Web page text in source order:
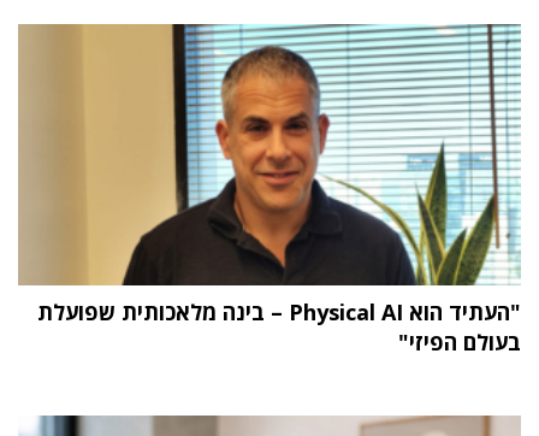
"העתיד הוא Physical AI – בינה מלאכותית שפועלת
בעולם הפיזי"